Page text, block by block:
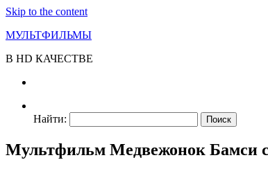
Skip to the content
МУЛЬТФИЛЬМЫ
В HD КАЧЕСТВЕ
Найти:
Мультфильм Медвежонок Бамси